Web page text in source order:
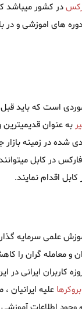
های اموزشی و در
است که باید قبل
به عنوان
شده در زمینه بازار
در کابل
اقدام نمایند.
علمی سرمایه
معامله گران را
ایرانی در
بروکرها علیه ایرانیان